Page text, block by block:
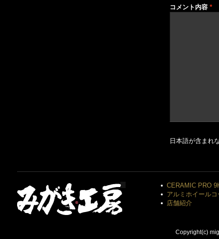
コメント内容 *
日本語が含まれ
CERAMIC PRO
アルミホイール
店舗紹介
Copyright(c)